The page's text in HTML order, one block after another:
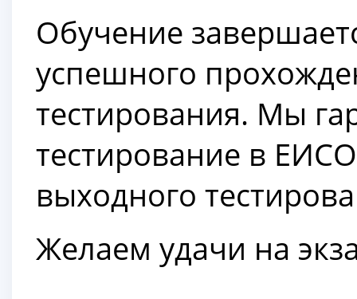
Обучение
успешного
тестирования. Мы
тестирование в
выходного
Желаем удачи на